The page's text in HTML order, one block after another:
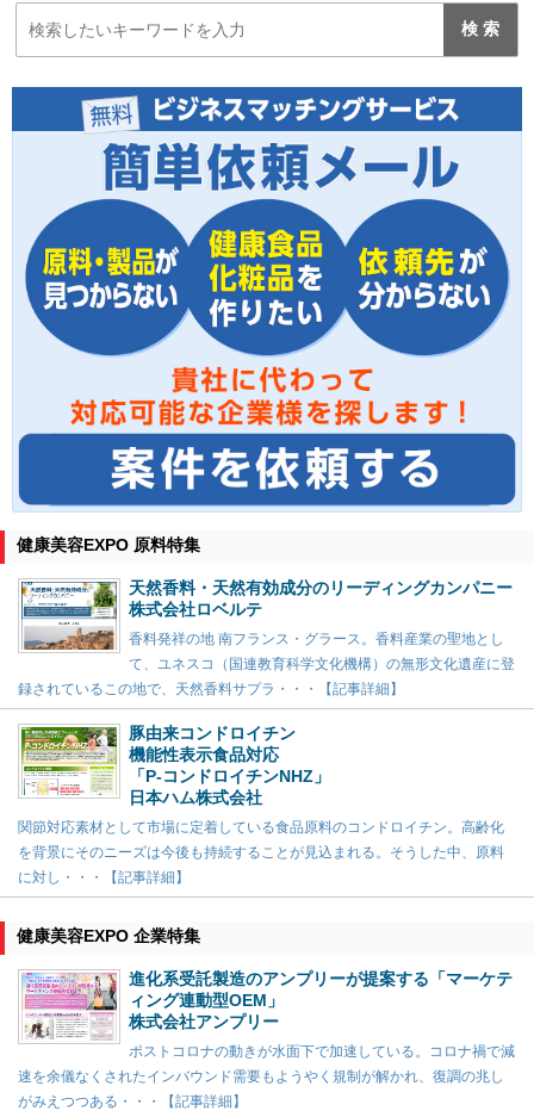
健康美容EXPO 原料特集
天然香料・天然有効成分のリーディングカンパニー
株式会社ロベルテ
香料発祥の地 南フランス・グラース。香料産業の聖地とし
て、ユネスコ（国連教育科学文化機構）の無形文化遺産に登
録されているこの地で、天然香料サプラ・・・【記事詳細】
豚由来コンドロイチン
機能性表示食品対応
「P-コンドロイチンNHZ」
日本ハム株式会社
関節対応素材として市場に定着している食品原料のコンドロイチン。高齢化
を背景にそのニーズは今後も持続することが見込まれる。そうした中、原料
に対し・・・【記事詳細】
健康美容EXPO 企業特集
進化系受託製造のアンプリーが提案する「マーケテ
ィング連動型OEM」
株式会社アンプリー
ポストコロナの動きが水面下で加速している。コロナ禍で減
速を余儀なくされたインバウンド需要もようやく規制が解かれ、復調の兆し
がみえつつある・・・【記事詳細】